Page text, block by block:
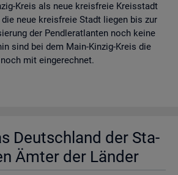
Kreis als neue kreisfreie Kreisstadt
neue kreisfreie Stadt liegen bis zur
der Pendleratlanten noch keine
sind bei dem Main-Kinzig-Kreis die
mit eingerechnet.
Deutsch­land der Sta­
Ämter der Län­der